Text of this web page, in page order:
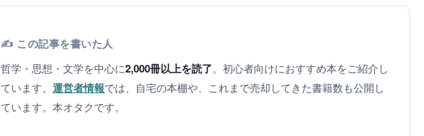
✍️ この記事を書いた人
哲学・思想・文学を中心に2,000冊以上を読了。初心者向けにおすすめ本をご紹介し
ています。 運営者情報では、自宅の本棚や、これまで売却してきた書籍数も公開し
ています。本オタクです。